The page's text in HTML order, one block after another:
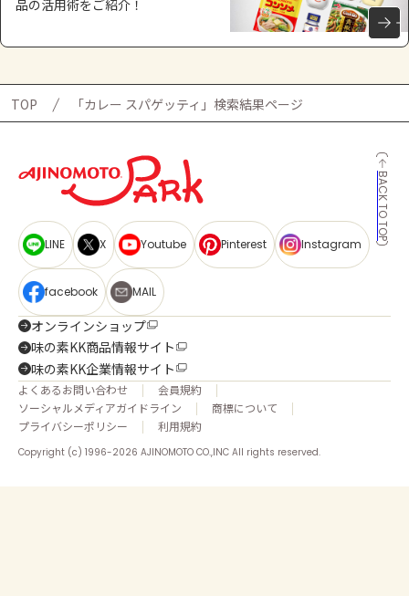
品の活用術をご紹介！
TOP 「カレー スパゲッティ」検索結果ページ
BACK TO TOP
LINE X Youtube Pinterest Instagram
facebook MAIL
オンラインショップ
味の素KK商品情報サイト
味の素KK企業情報サイト
よくあるお問い合わせ
会員規約
ソーシャルメディアガイドライン
商標について
プライバシーポリシー
利用規約
Copyright (c) 1996-2026 AJINOMOTO CO.,INC All rights reserved.